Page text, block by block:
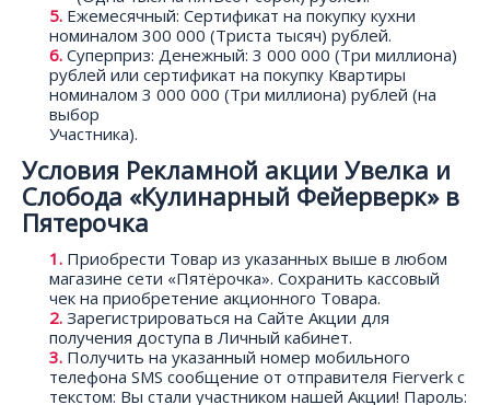
Ежемесячный: Сертификат на покупку кухни
номиналом 300 000 (Триста тысяч) рублей.
Суперприз: Денежный: 3 000 000 (Три миллиона)
рублей или сертификат на покупку Квартиры
номиналом 3 000 000 (Три миллиона) рублей (на
выбор
Участника).
Условия Рекламной акции Увелка и
Слобода «Кулинарный Фейерверк» в
Пятерочка
Приобрести Товар из указанных выше в любом
магазине сети «Пятёрочка». Сохранить кассовый
чек на приобретение акционного Товара.
Зарегистрироваться на Сайте Акции для
получения доступа в Личный кабинет.
Получить на указанный номер мобильного
телефона SMS сообщение от отправителя Fierverk с
текстом: Вы стали участником нашей Акции! Пароль: